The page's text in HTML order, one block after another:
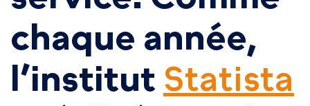
chaque année,
l’institut Statista